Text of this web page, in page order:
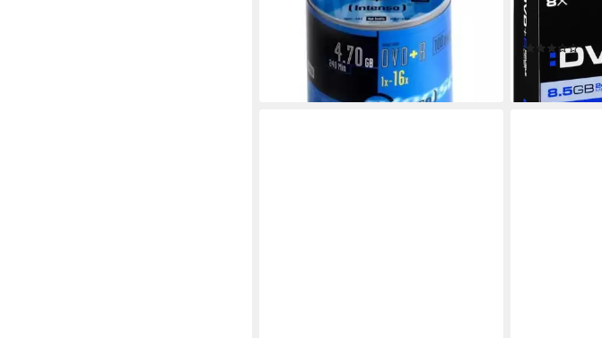
Rohling - 100 Stück - Spindel -
transparent/weiß
ab 34,94 €
lieferbar - in 2-3 Werktagen bei dir
(8,5GB)
Filme.
(2)
ab 14,99 €
lieferbar - in 4-